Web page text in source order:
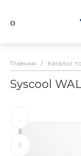
Главная / Каталог
Syscool